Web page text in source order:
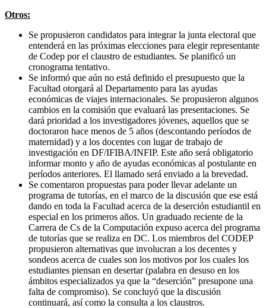
Otros:
Se propusieron candidatos para integrar la junta electoral que
entenderá en las próximas elecciones para elegir representante
de Codep por el claustro de estudiantes. Se planificó un
cronograma tentativo.
Se informó que aún no está definido el presupuesto que la
Facultad otorgará al Departamento para las ayudas
económicas de viajes internacionales. Se propusieron algunos
cambios en la comisión que evaluará las presentaciones. Se
dará prioridad a los investigadores jóvenes, aquellos que se
doctoraron hace menos de 5 años (descontando períodos de
maternidad) y a los docentes con lugar de trabajo de
investigación en DF/IFIBA/INFIP. Este año será obligatorio
informar monto y año de ayudas económicas al postulante en
períodos anteriores. El llamado será enviado a la brevedad.
Se comentaron propuestas para poder llevar adelante un
programa de tutorías, en el marco de la discusión que ese está
dando en toda la Facultad acerca de la deserción estudiantil en
especial en los primeros años. Un graduado reciente de la
Carrera de Cs de la Computación expuso acerca del programa
de tutorías que se realiza en DC. Los miembros del CODEP
propusieron alternativas que involucran a los decentes y
sondeos acerca de cuales son los motivos por los cuales los
estudiantes piensan en desertar (palabra en desuso en los
ámbitos especializados ya que la “deserción” presupone una
falta de compromiso). Se concluyó que la discusión
continuará, así como la consulta a los claustros.